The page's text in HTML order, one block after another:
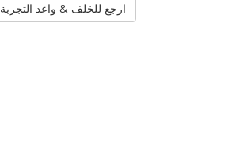
« ارجع للخلف & واعد التجربة